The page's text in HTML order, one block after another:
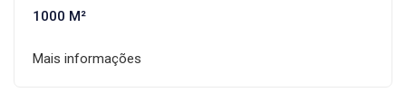
1000 M²
Mais informações